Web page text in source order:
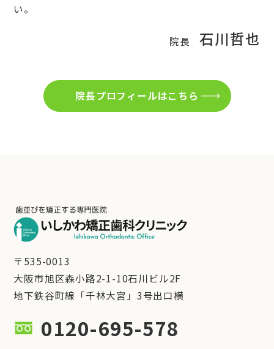
い。
院長 石川哲也
院長プロフィールはこちら
〒535-0013
大阪市旭区森小路2-1-10石川ビル2F
地下鉄谷町線「千林大宮」3号出口横
0120-695-578